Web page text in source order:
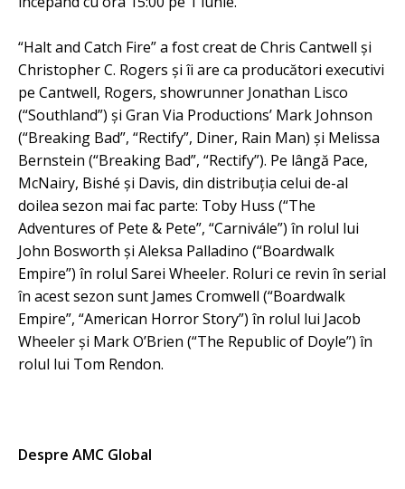
“Halt and Catch Fire” a fost creat de Chris Cantwell şi
Christopher C. Rogers şi îi are ca producători executivi
pe Cantwell, Rogers, showrunner Jonathan Lisco
(“Southland”) şi Gran Via Productions’ Mark Johnson
(“Breaking Bad”, “Rectify”, Diner, Rain Man) şi Melissa
Bernstein (“Breaking Bad”, “Rectify”). Pe lângă Pace,
McNairy, Bishé şi Davis, din distribuţia celui de-al
doilea sezon mai fac parte: Toby Huss (“The
Adventures of Pete & Pete”, “Carnivále”) în rolul lui
John Bosworth şi Aleksa Palladino (“Boardwalk
Empire”) în rolul Sarei Wheeler. Roluri ce revin în serial
în acest sezon sunt James Cromwell (“Boardwalk
Empire”, “American Horror Story”) în rolul lui Jacob
Wheeler şi Mark O’Brien (“The Republic of Doyle”) în
rolul lui Tom Rendon.
Despre AMC Global